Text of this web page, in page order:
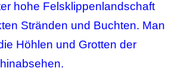
hohe Felsklippenlandschaft
Stränden und Buchten. Man
Höhlen und Grotten der